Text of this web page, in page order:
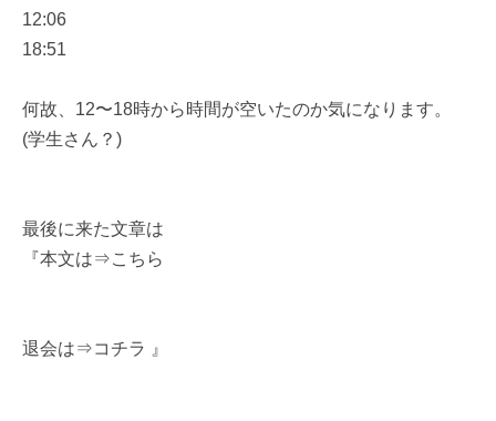
12:06
18:51
何故、12〜18時から時間が空いたのか気になります。
(学生さん？)
最後に来た文章は
『本文は⇒こちら
退会は⇒コチラ 』